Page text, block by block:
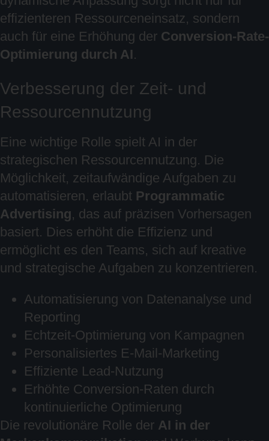
effizienteren Ressourceneinsatz, sondern
auch für eine Erhöhung der Conversion-Rate-
Optimierung durch AI.
Verbesserung der Zeit- und
Ressourcennutzung
Eine wichtige Rolle spielt AI in der
strategischen Ressourcennutzung. Die
Möglichkeit, zeitaufwändige Aufgaben zu
automatisieren, erlaubt Programmatic
Advertising, das auf präzisen Vorhersagen
basiert. Dies erhöht die Effizienz und
ermöglicht es den Teams, sich auf kreative
und strategische Aufgaben zu konzentrieren.
Automatisierung von Datenanalyse und
Reporting
Echtzeit-Optimierung von Kampagnen
Personalisiertes E-Mail-Marketing
Effiziente Lead-Nutzung
Erhöhte Conversion-Raten durch
kontinuierliche Optimierung
Die revolutionäre Rolle der AI in der